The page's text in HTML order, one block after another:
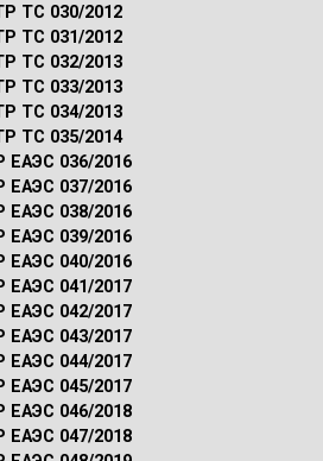
ТС 030/2012
ТС 031/2012
ТС 032/2013
ТС 033/2013
ТС 034/2013
ТС 035/2014
ЕАЭС 036/2016
ЕАЭС 037/2016
ЕАЭС 038/2016
ЕАЭС 039/2016
ЕАЭС 040/2016
ЕАЭС 041/2017
ЕАЭС 042/2017
ЕАЭС 043/2017
ЕАЭС 044/2017
ЕАЭС 045/2017
ЕАЭС 046/2018
ЕАЭС 047/2018